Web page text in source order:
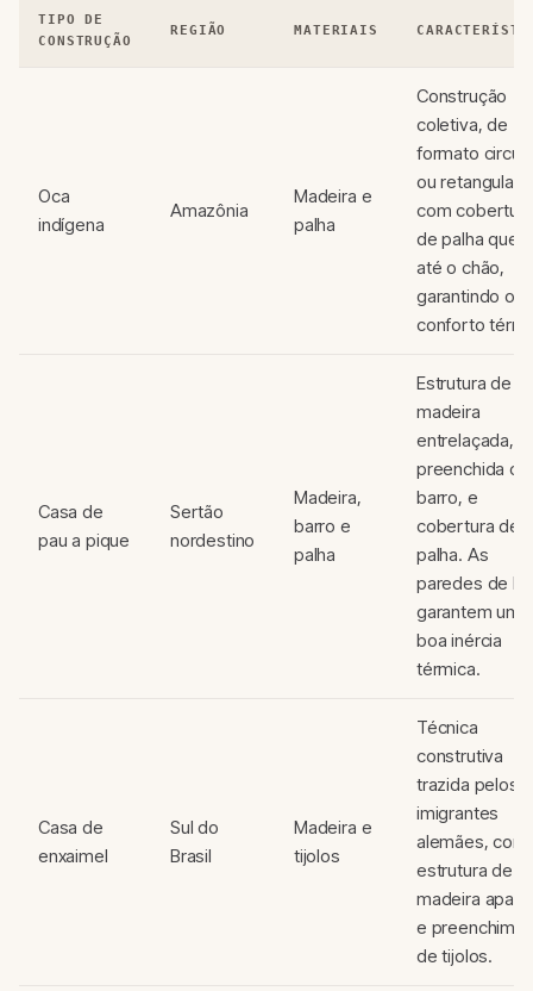
TIPO DE
CONSTRUÇÃO
REGIÃO MATERIAIS
Oca
indígena
Amazônia
Madeira e
palha
Construção
coletiva, de
formato
ou retangular,
com cobertura
de palha que
até o chão,
garantindo o
conforto
Casa de
pau a pique
Sertão
nordestino
Madeira,
barro e
palha
Estrutura de
madeira
entrelaçada,
preenchida
barro, e
cobertura de
palha. As
paredes de
garantem uma
boa inércia
térmica.
Casa de
enxaimel
Sul do
Brasil
Madeira e
tijolos
Técnica
construtiva
trazida pelos
imigrantes
alemães, com
estrutura de
madeira
e
de tijolos.